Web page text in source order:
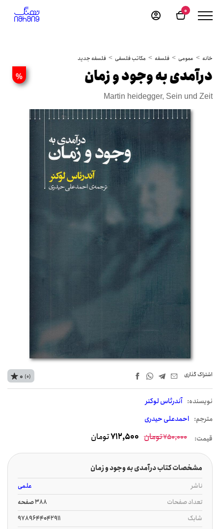
0
خانه عمومی فلسفه مکاتب فلسفی فلسفه جدید
% درآمدی به وجود و زمان
Martin heidegger, Sein und Zeit
اشتراک‌ گذاری
نويسنده: آندرئاس لوکنر
مترجم: احمدعلی حیدری
0 (0)
قیمت: 750,000تومان 712,500تومان
مشخصات کتاب درآمدی به وجود و زمان
ناشر
علمی
تعداد صفحات
388 صفحه
شابک
9789644042911